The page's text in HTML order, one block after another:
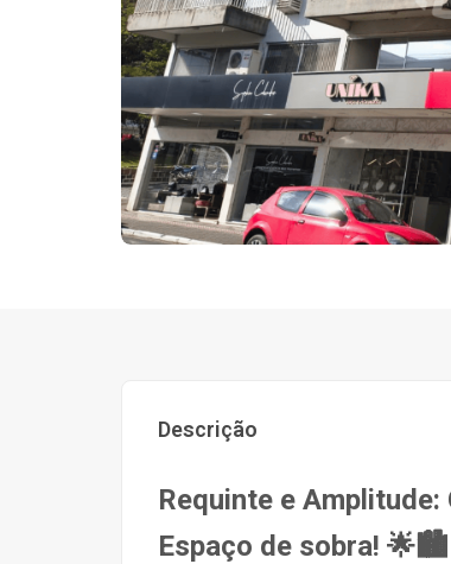
Descrição
Requinte e
Espaço de sobra! 🌟🏙️